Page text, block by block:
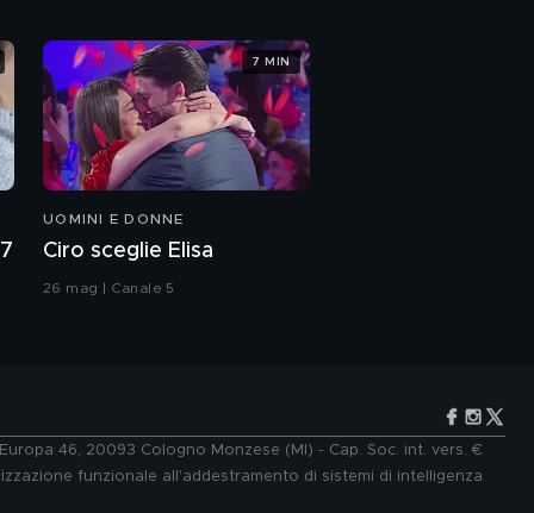
UOMINI E DONNE
Ciro sceglie Elisa
26 mag | Canale 5
7 MIN
46, 20093 Cologno Monzese (MI) - Cap. Soc. int. vers. €
funzionale all'addestramento di sistemi di intelligenza